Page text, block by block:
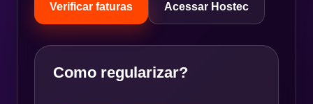
Verificar faturas Acessar Hostec
Como regularizar?